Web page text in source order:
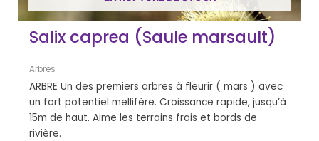
Salix caprea (Saule marsault)
Arbres
ARBRE Un des premiers arbres à fleurir ( mars ) avec
un fort potentiel mellifère. Croissance rapide, jusqu’à
15m de haut. Aime les terrains frais et bords de
rivière.